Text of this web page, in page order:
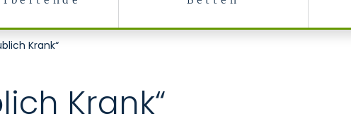
Krank“
Krank“